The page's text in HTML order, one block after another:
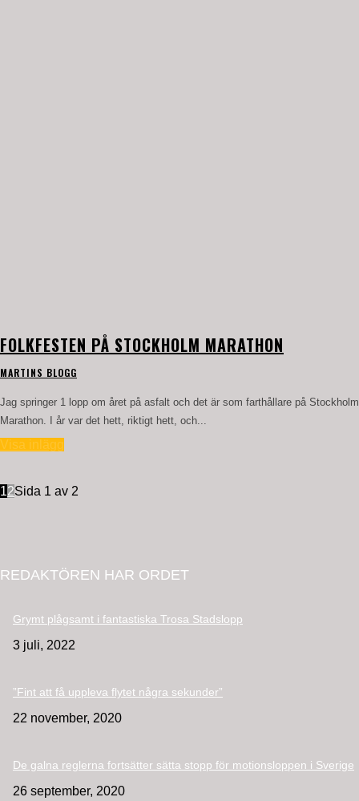
FOLKFESTEN PÅ STOCKHOLM MARATHON
MARTINS BLOGG
Jag springer 1 lopp om året på asfalt och det är som farthållare på Stockholm
Marathon. I år var det hett, riktigt hett, och...
Visa inlägg
12Sida 1 av 2
REDAKTÖREN HAR ORDET
Grymt plågsamt i fantastiska Trosa Stadslopp
3 juli, 2022
”Fint att få uppleva flytet några sekunder”
22 november, 2020
De galna reglerna fortsätter sätta stopp för motionsloppen i Sverige
26 september, 2020